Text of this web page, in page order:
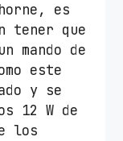
es
tener que
mando de
este
y se
12 W de
los